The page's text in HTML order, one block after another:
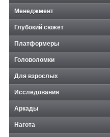
Менеджмент
Глубокий сюжет
Платформеры
Головоломки
Для взрослых
Исследования
Аркады
Нагота